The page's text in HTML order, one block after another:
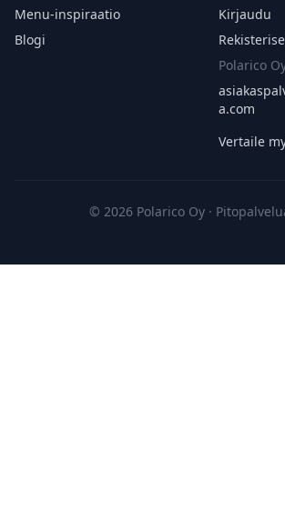
Menu-inspiraatio
Blogi
Kirjaudu
Polarico
a.com
Vertaile
© 2026 Polarico Oy ·